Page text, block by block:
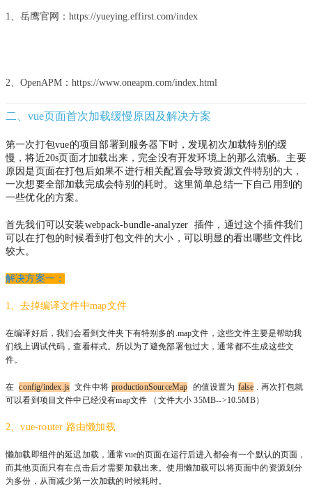
1、岳鹰官网：https://yueying.effirst.com/index
2、OpenAPM：https://www.oneapm.com/index.html
二、vue页面首次加载缓慢原因及解决方案
第一次打包vue的项目部署到服务器下时，发现初次加载特别的缓
慢，将近20s页面才加载出来，完全没有开发环境上的那么流畅。主要
原因是页面在打包后如果不进行相关配置会导致资源文件特别的大，
一次想要全部加载完成会特别的耗时。这里简单总结一下自己用到的
一些优化的方案。
首先我们可以安装webpack-bundle-analyzer 插件，通过这个插件我们
可以在打包的时候看到打包文件的大小，可以明显的看出哪些文件比
较大。
解决方案一：
1、去掉编译文件中map文件
在编译好后，我们会看到文件夹下有特别多的.map文件，这些文件主要是帮助我
们线上调试代码，查看样式。所以为了避免部署包过大，通常都不生成这些文
件。
在 config/index.js 文件中将 productionSourceMap 的值设置为 false . 再次打包就
可以看到项目文件中已经没有map文件 （文件大小 35MB-->10.5MB）
2、vue-router 路由懒加载
懒加载即组件的延迟加载，通常vue的页面在运行后进入都会有一个默认的页面，
而其他页面只有在点击后才需要加载出来。使用懒加载可以将页面中的资源划分
为多份，从而减少第一次加载的时候耗时。